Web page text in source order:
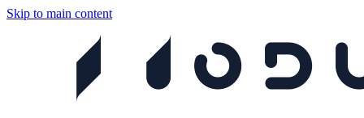
Skip to main content